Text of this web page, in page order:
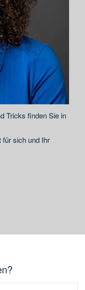
Tricks finden Sie in
für sich und Ihr